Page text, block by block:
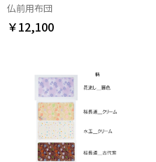
仏前用布団
￥12,100